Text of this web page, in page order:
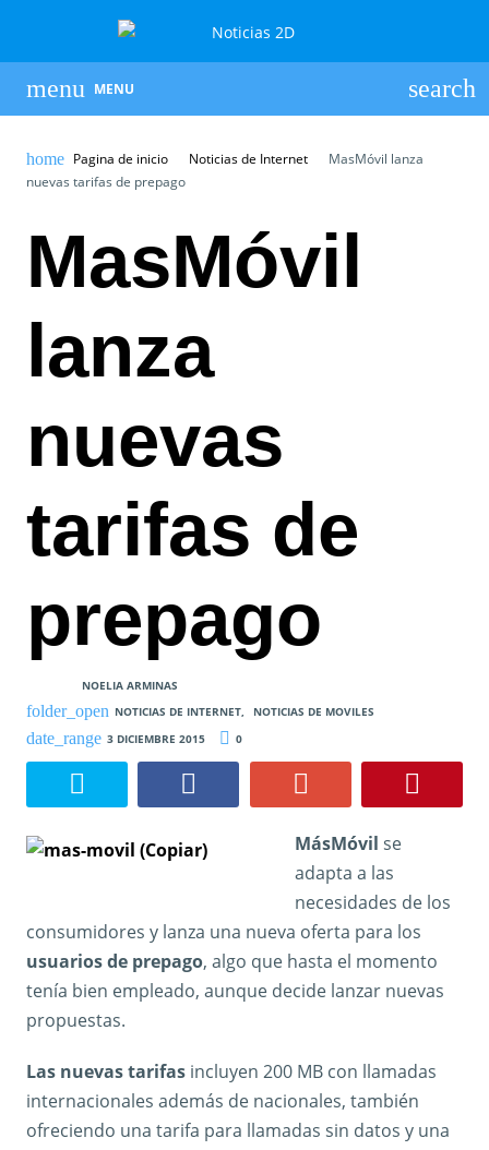
MENU
Pagina de inicio Noticias de Internet
MasMóvil lanza
nuevas tarifas de prepago
MasMóvil
lanza
nuevas
tarifas de
prepago
NOELIA ARMINAS
NOTICIAS DE INTERNET,
NOTICIAS DE MOVILES
3 DICIEMBRE 2015
0
MásMóvil se
adapta a las
necesidades de los
consumidores y lanza una nueva oferta para los
usuarios de prepago, algo que hasta el momento
tenía bien empleado, aunque decide lanzar nuevas
propuestas.
Las nuevas tarifas incluyen 200 MB con llamadas
internacionales además de nacionales, también
ofreciendo una tarifa para llamadas sin datos y una